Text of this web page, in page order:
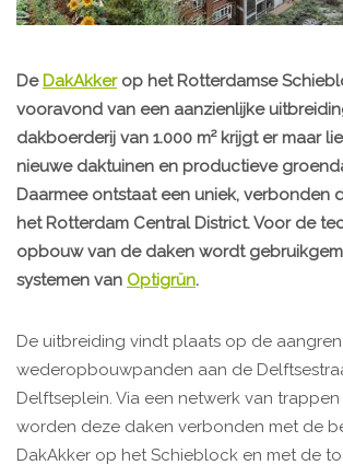
De DakAkkerop het Rotterdamse
vooravond van een aanzienlijke
dakboerderij van 1.000 m² krijgt er maar
nieuwe daktuinen en productieve
Daarmee ontstaat een uniek, verbonden
het Rotterdam Central District. Voor de
opbouw van de daken wordt
systemen van Optigrün.
De uitbreiding vindt plaats op de
wederopbouwpanden aan de
Delftseplein. Via een netwerk van
worden deze daken verbonden met de
DakAkker op het Schieblock en met de